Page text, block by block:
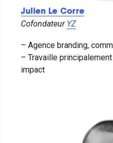
Julien Le Corre
Cofondateur YZ
– Agence branding,
– Travaille
impact